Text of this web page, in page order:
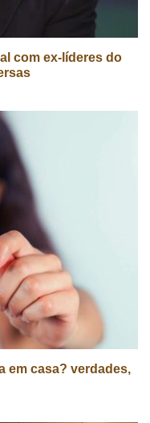
com ex-líderes do
em casa? verdades,